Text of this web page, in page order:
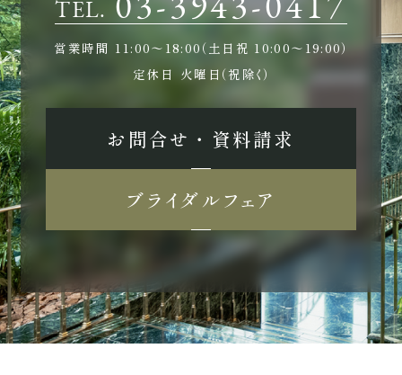
TEL.
営業時間 11:00〜18:00（土日祝 10:00〜19:00）
定休日 火曜日（祝除く）
お問合せ ・ 資料請求
ブライダルフェア